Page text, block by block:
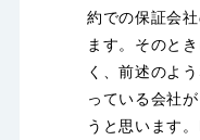
約での保証会
ます。そのと
く、前述のよ
っている会社
うと思います